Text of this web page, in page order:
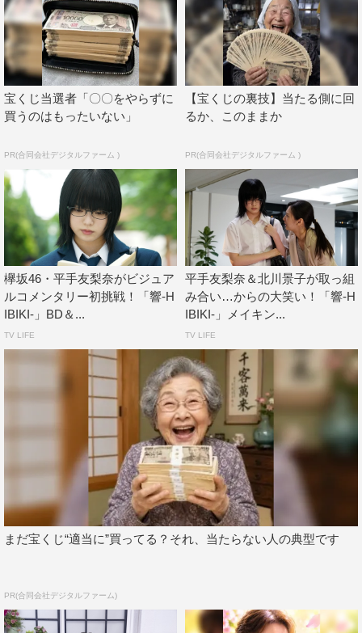
衣装を着るというシーンはなかったのだが、原作では響が
着ていたことから、平手が「着たい」と希望して追加され
たという。
さらに原作では別のキャラクターがこの衣装をプレゼン
トしたが、そのキャラをアヤカ演じる凜夏に変更。月川監
でいたのかが分かるシーンがなかったから、確かに1シー
ンあった方がいいかなというのもあって追加をしました」
と解説。アヤカは平手のゴスロリを「すごい似合って
た！」と絶賛した。
映像の最後は、北川景子演じる編集者・花井ふみが響を
力づくで部屋から出そうとして取っ組み合いになるシー
ン。撮影が終わった後、月川監督の元に北川からメールが
て（現場に）来るけど、最後は感覚に投げられる人なんだ
なって感じて、すごい息も合わせられた』っていう感想が
すぐに届いた」とその内容を明かす。そんなエピソードに
対して、平手のコメントは…。
宝くじ当選者「〇〇をやらずに
買うのはもったいない」
PR(合同会社デジタルファーム )
【宝くじの裏技】当たる側に回
るか、このままか
PR(合同会社デジタルファーム )
欅坂46・平手友梨奈がビジュア
ルコメンタリー初挑戦！「響-H
IBIKI-」BD＆...
TV LIFE
平手友梨奈＆北川景子が取っ組
み合い…からの大笑い！「響-H
IBIKI-」メイキン...
TV LIFE
まだ宝くじ“適当に”買ってる？それ、当たらない人の典型です
PR(合同会社デジタルファーム)